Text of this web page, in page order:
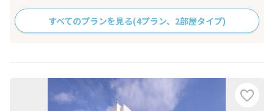
すべてのプランを見る(4プラン、2部屋タイプ)